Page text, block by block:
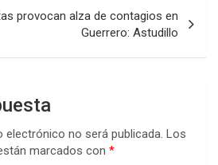
provocan alza de contagios en
Guerrero: Astudillo
electrónico no será publicada. Los
marcados con *